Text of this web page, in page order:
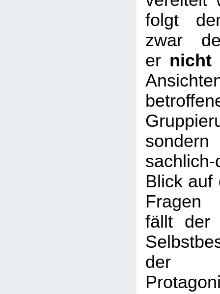
folgt
zwar
er nicht
Blick auf
Fragen
fällt der
der